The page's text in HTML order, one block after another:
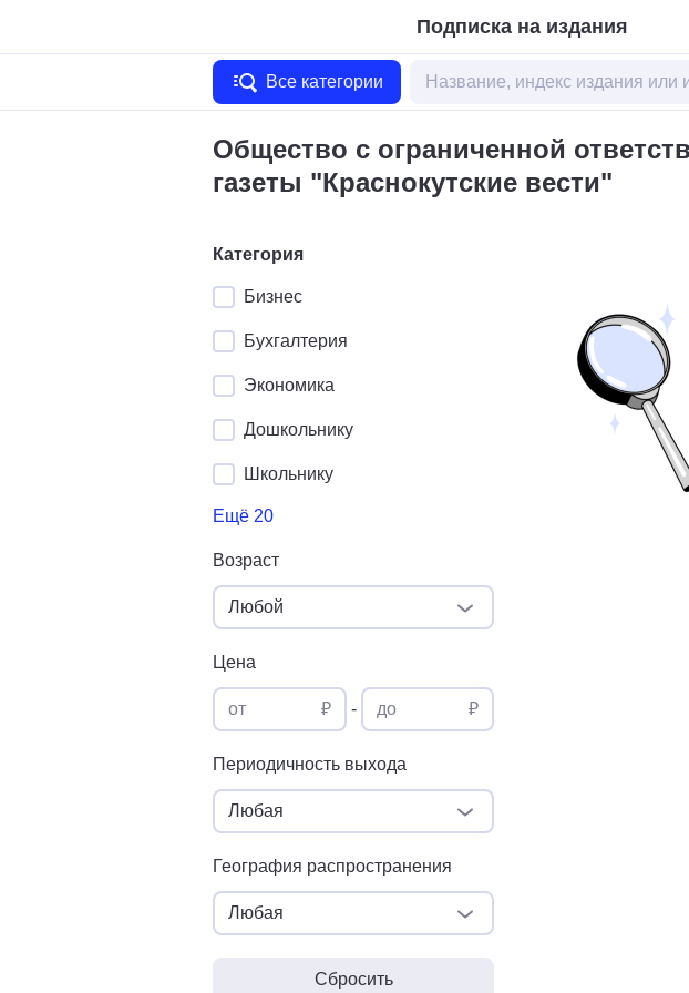
Подписка на издания
Все категории
Общество с ограниченной
газеты "Краснокутские вести"
Категория
Бизнес
Бухгалтерия
Экономика
Дошкольнику
Школьнику
Ещё 20
Возраст
Любой
Цена
от ₽ - до ₽
Периодичность выхода
Любая
География распространения
Любая
Сбросить